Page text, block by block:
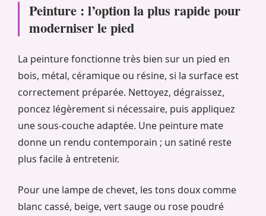
Peinture : l’option la plus rapide pour
moderniser le pied
La peinture fonctionne très bien sur un pied en
bois, métal, céramique ou résine, si la surface est
correctement préparée. Nettoyez, dégraissez,
poncez légèrement si nécessaire, puis appliquez
une sous-couche adaptée. Une peinture mate
donne un rendu contemporain ; un satiné reste
plus facile à entretenir.
Pour une lampe de chevet, les tons doux comme
blanc cassé, beige, vert sauge ou rose poudré